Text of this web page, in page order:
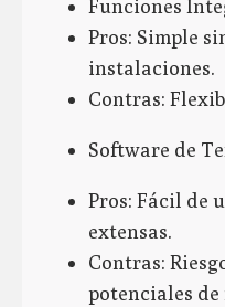
Funciones
Pros: Simple
instalaciones.
Contras:
Software de
Pros: Fácil de
extensas.
Contras:
potenciales